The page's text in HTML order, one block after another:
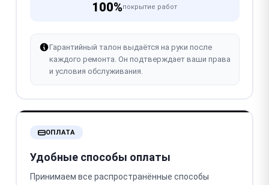
100%покрытие работ
Гарантийный талон выдаётся на руки после
каждого ремонта. Он подтверждает ваши права
и условия обслуживания.
ОПЛАТА
Удобные способы оплаты
Принимаем все распространённые способы